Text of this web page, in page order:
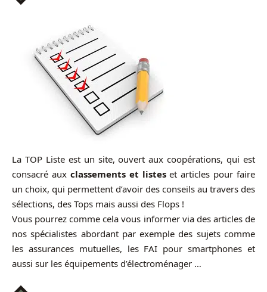
La TOP Liste est un site, ouvert aux coopérations, qui est
consacré aux classements et listeset articles pour faire
un choix, qui permettent d’avoir des conseils au travers des
sélections, des Tops mais aussi des Flops !
Vous pourrez comme cela vous informer via des articles de
nos spécialistes abordant par exemple des sujets comme
les assurances mutuelles, les FAI pour smartphones et
aussi sur les équipements d’électroménager …